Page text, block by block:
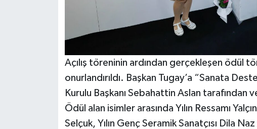
Açılış töreninin ardından gerçekleşen ödül
onurlandırıldı. Başkan Tugay’a “Sanata
Kurulu Başkanı Sebahattin Aslan tarafından
Ödül alan isimler arasında Yılın Ressamı
Selçuk, Yılın Genç Seramik Sanatçısı Dila